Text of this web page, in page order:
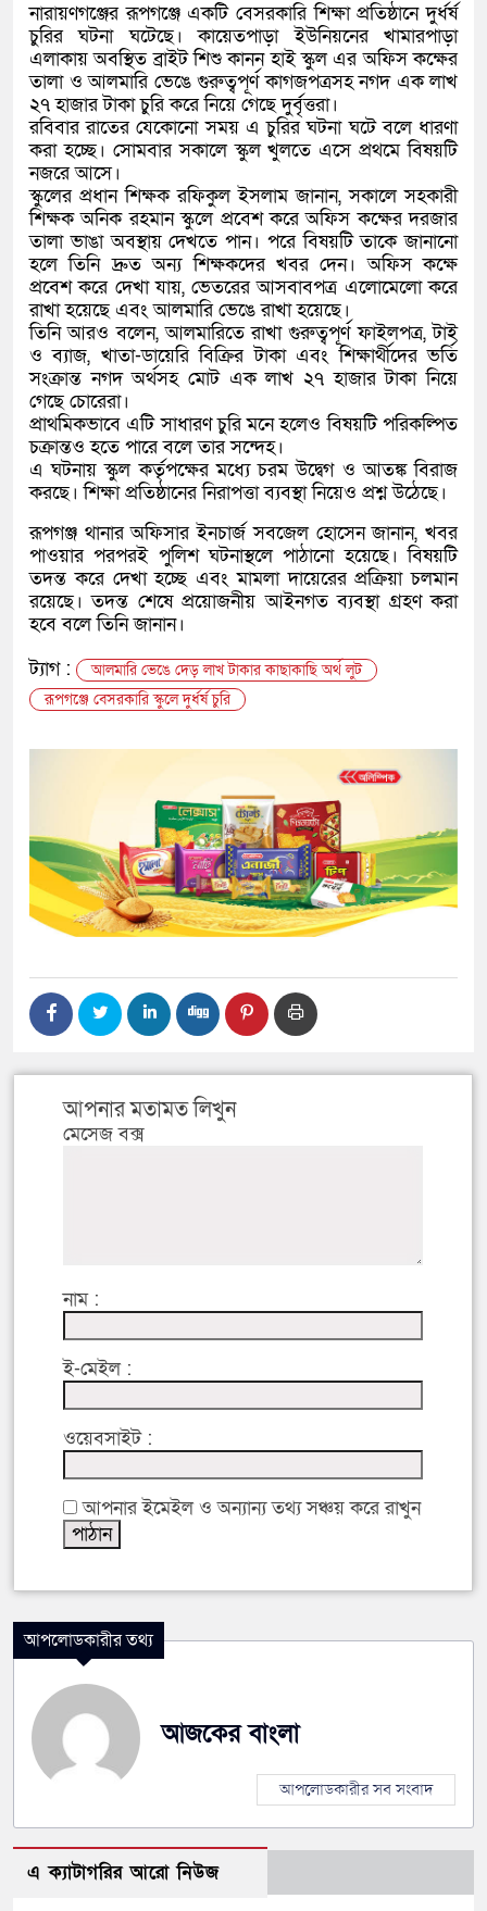
নারায়ণগঞ্জের রূপগঞ্জে একটি বেসরকারি শিক্ষা প্রতিষ্ঠানে দুর্ধর্ষ
চুরির ঘটনা ঘটেছে। কায়েতপাড়া ইউনিয়নের খামারপাড়া
এলাকায় অবস্থিত ব্রাইট শিশু কানন হাই স্কুল এর অফিস কক্ষের
তালা ও আলমারি ভেঙে গুরুত্বপূর্ণ কাগজপত্রসহ নগদ এক লাখ
২৭ হাজার টাকা চুরি করে নিয়ে গেছে দুর্বৃত্তরা।
রবিবার রাতের যেকোনো সময় এ চুরির ঘটনা ঘটে বলে ধারণা
করা হচ্ছে। সোমবার সকালে স্কুল খুলতে এসে প্রথমে বিষয়টি
নজরে আসে।
স্কুলের প্রধান শিক্ষক রফিকুল ইসলাম জানান, সকালে সহকারী
শিক্ষক অনিক রহমান স্কুলে প্রবেশ করে অফিস কক্ষের দরজার
তালা ভাঙা অবস্থায় দেখতে পান। পরে বিষয়টি তাকে জানানো
হলে তিনি দ্রুত অন্য শিক্ষকদের খবর দেন। অফিস কক্ষে
প্রবেশ করে দেখা যায়, ভেতরের আসবাবপত্র এলোমেলো করে
রাখা হয়েছে এবং আলমারি ভেঙে রাখা হয়েছে।
তিনি আরও বলেন, আলমারিতে রাখা গুরুত্বপূর্ণ ফাইলপত্র, টাই
ও ব্যাজ, খাতা-ডায়েরি বিক্রির টাকা এবং শিক্ষার্থীদের ভর্তি
সংক্রান্ত নগদ অর্থসহ মোট এক লাখ ২৭ হাজার টাকা নিয়ে
গেছে চোরেরা।
প্রাথমিকভাবে এটি সাধারণ চুরি মনে হলেও বিষয়টি পরিকল্পিত
চক্রান্তও হতে পারে বলে তার সন্দেহ।
এ ঘটনায় স্কুল কর্তৃপক্ষের মধ্যে চরম উদ্বেগ ও আতঙ্ক বিরাজ
করছে। শিক্ষা প্রতিষ্ঠানের নিরাপত্তা ব্যবস্থা নিয়েও প্রশ্ন উঠেছে।
রূপগঞ্জ থানার অফিসার ইনচার্জ সবজেল হোসেন জানান, খবর
পাওয়ার পরপরই পুলিশ ঘটনাস্থলে পাঠানো হয়েছে। বিষয়টি
তদন্ত করে দেখা হচ্ছে এবং মামলা দায়েরের প্রক্রিয়া চলমান
রয়েছে। তদন্ত শেষে প্রয়োজনীয় আইনগত ব্যবস্থা গ্রহণ করা
হবে বলে তিনি জানান।
ট্যাগ :
আলমারি ভেঙে দেড় লাখ টাকার কাছাকাছি অর্থ লুট
রূপগঞ্জে বেসরকারি স্কুলে দুর্ধর্ষ চুরি
আপনার মতামত লিখুন
মেসেজ বক্স
নাম :
ই-মেইল :
ওয়েবসাইট :
আপনার ইমেইল ও অন্যান্য তথ্য সঞ্চয় করে রাখুন
আপলোডকারীর তথ্য
আজকের বাংলা
আপলোডকারীর সব সংবাদ
এ ক্যাটাগরির আরো নিউজ